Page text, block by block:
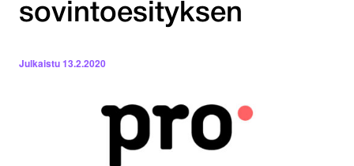
sovintoesityksen
Julkaistu13.2.2020